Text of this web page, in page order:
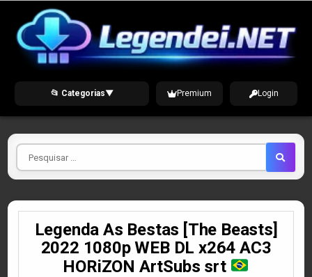
content
📂 Categorias▼ Premium Login
Pesquisar
por
Legenda As Bestas [The Beasts]
2022 1080p WEB DL x264 AC3
HORiZON ArtSubs srt